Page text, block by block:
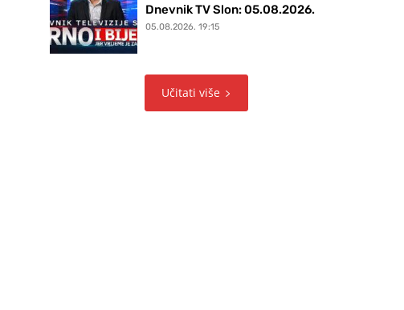
Dnevnik TV Slon: 05.08.2026.
05.08.2026. 19:15
Učitati više